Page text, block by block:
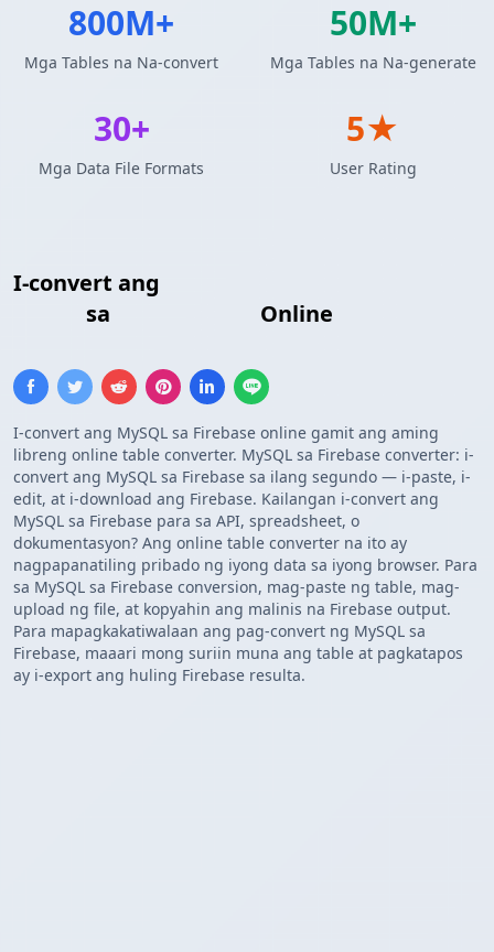
I-convert ang
sa Online
I-convert ang MySQL sa Firebase online gamit ang aming
libreng online table converter. MySQL sa Firebase converter: i-
convert ang MySQL sa Firebase sa ilang segundo — i-paste, i-
edit, at i-download ang Firebase. Kailangan i-convert ang
MySQL sa Firebase para sa API, spreadsheet, o
dokumentasyon? Ang online table converter na ito ay
nagpapanatiling pribado ng iyong data sa iyong browser. Para
sa MySQL sa Firebase conversion, mag-paste ng table, mag-
upload ng file, at kopyahin ang malinis na Firebase output.
Para mapagkakatiwalaan ang pag-convert ng MySQL sa
Firebase, maaari mong suriin muna ang table at pagkatapos
ay i-export ang huling Firebase resulta.
800M+
Mga Tables na Na-convert
50M+
Mga Tables na Na-generate
30+
Mga Data File Formats
5★
User Rating